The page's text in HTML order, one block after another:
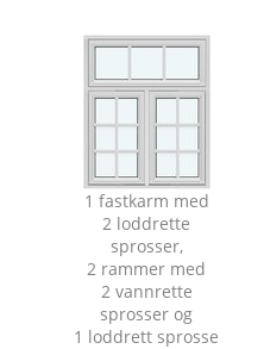
1 fastkarm med
2 loddrette
sprosser,
2 rammer med
2 vannrette
sprosser og
1 loddrett sprosse